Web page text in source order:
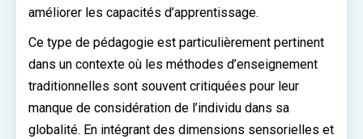
améliorer les capacités d’apprentissage.
Ce type de pédagogie est particulièrement pertinent
dans un contexte où les méthodes d’enseignement
traditionnelles sont souvent critiquées pour leur
manque de considération de l’individu dans sa
globalité. En intégrant des dimensions sensorielles et